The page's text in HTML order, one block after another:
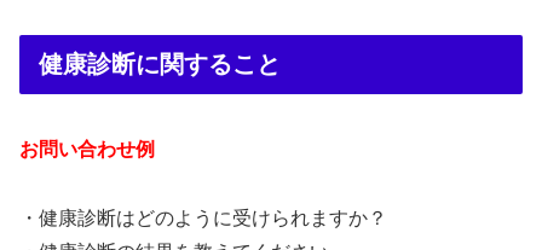
健康診断に関すること
お問い合わせ例
・健康診断はどのように受けられますか？